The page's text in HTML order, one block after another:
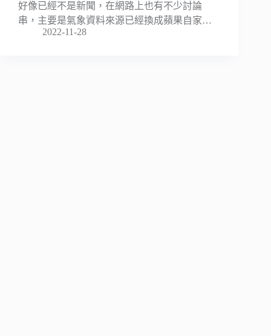
好像已經不是新聞，在網路上也有不少討論
串，主要是氣象資料來源已經換成蘋果自家…
2022-11-28